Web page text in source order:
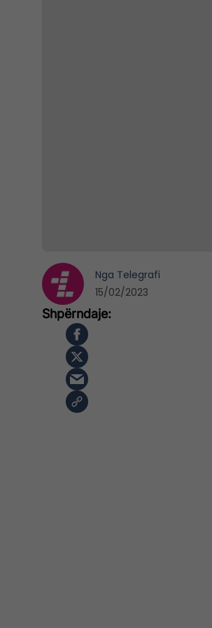
Nga Telegrafi
15/02/2023